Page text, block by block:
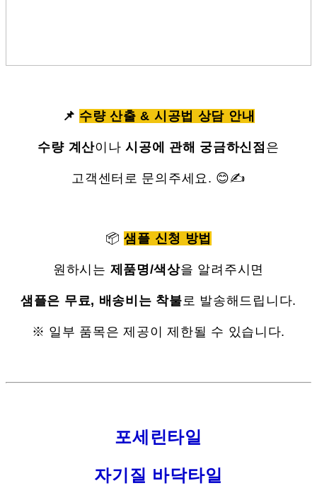
📌 수량 산출 & 시공법 상담 안내
수량 계산이나시공에 관해 궁금하신점 은
고객센터로 문의주세요. 😊✍
📦샘플 신청 방법
원하시는 제품명/색상을 알려주시면
샘플은 무료, 배송비는 착불로 발송해드립니다.
※ 일부 품목은 제공이 제한될 수 있습니다.
포세린타일
자기질 바닥타일